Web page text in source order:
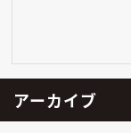
アーカイブ